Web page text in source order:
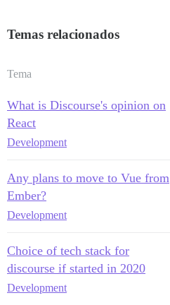
Temas relacionados
Tema
What is Discourse's opinion on
React
Development
Any plans to move to Vue from
Ember?
Development
Choice of tech stack for
discourse if started in 2020
Development